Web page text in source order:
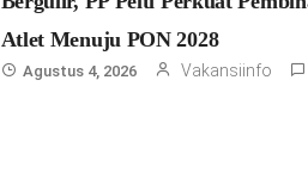
Atlet Menuju PON 2028
Agustus 4, 2026 Vakansiinfo